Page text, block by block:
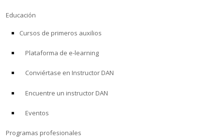
Educación
Cursos de primeros auxilios
Plataforma de e-learning
Conviértase en Instructor DAN
Encuentre un instructor DAN
Eventos
Programas profesionales